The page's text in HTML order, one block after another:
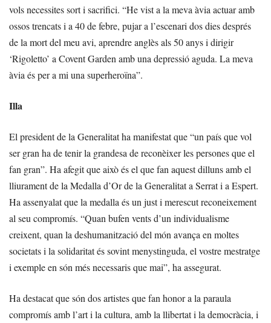
vols necessites sort i sacrifici. “He vist a la meva àvia actuar amb
ossos trencats i a 40 de febre, pujar a l’escenari dos dies després
de la mort del meu avi, aprendre anglès als 50 anys i dirigir
‘Rigoletto’ a Covent Garden amb una depressió aguda. La meva
àvia és per a mi una superheroïna”.
Illa
El president de la Generalitat ha manifestat que “un país que vol
ser gran ha de tenir la grandesa de reconèixer les persones que el
fan gran”. Ha afegit que això és el que fan aquest dilluns amb el
lliurament de la Medalla d’Or de la Generalitat a Serrat i a Espert.
Ha assenyalat que la medalla és un just i merescut reconeixement
al seu compromís. “Quan bufen vents d’un individualisme
creixent, quan la deshumanització del món avança en moltes
societats i la solidaritat és sovint menystinguda, el vostre mestratge
i exemple en són més necessaris que mai”, ha assegurat.
Ha destacat que són dos artistes que fan honor a la paraula
compromís amb l’art i la cultura, amb la llibertat i la democràcia, i